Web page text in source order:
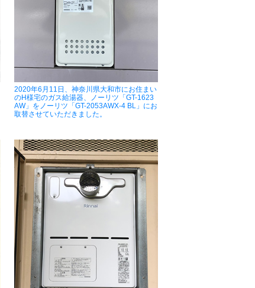
2020年6月11日、神奈川県大和市にお住まい
のH様宅のガス給湯器、ノーリツ「GT-1623
AW」をノーリツ「GT-2053AWX-4 BL」にお
取替させていただきました。